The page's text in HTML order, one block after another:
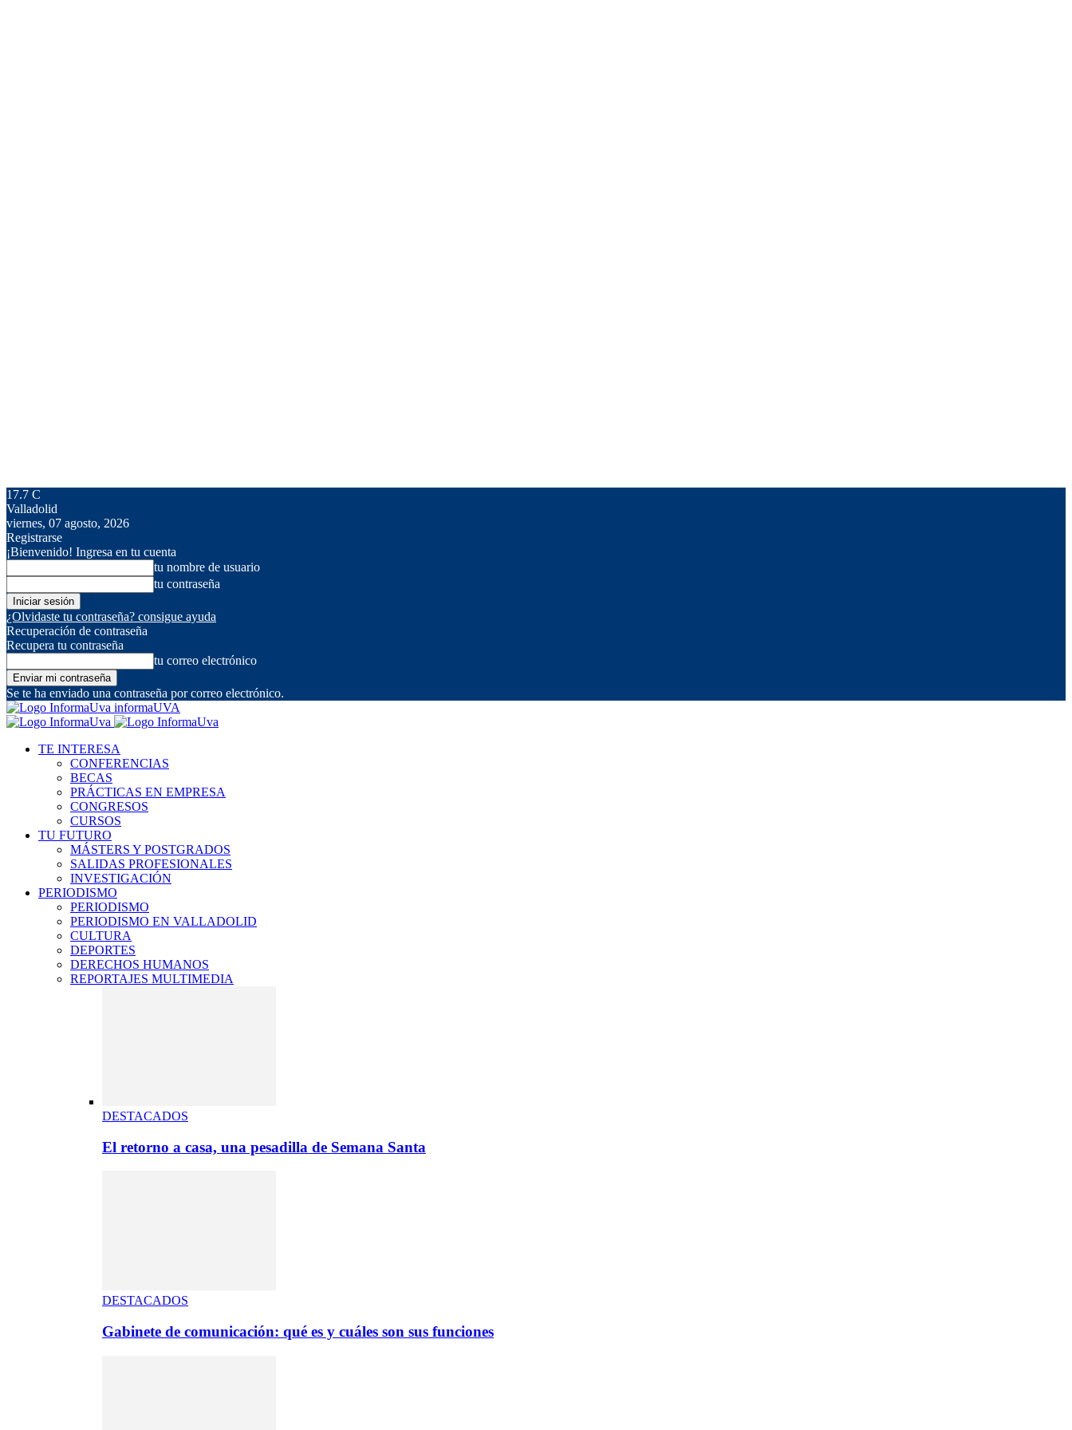
17.7 C
Valladolid
viernes, 07 agosto, 2026
Registrarse
¡Bienvenido! Ingresa en tu cuenta
tu nombre de usuario
tu contraseña
¿Olvidaste tu contraseña? consigue ayuda
Recuperación de contraseña
Recupera tu contraseña
tu correo electrónico
Se te ha enviado una contraseña por correo electrónico.
informaUVA
TE INTERESA
CONFERENCIAS
BECAS
PRÁCTICAS EN EMPRESA
CONGRESOS
CURSOS
TU FUTURO
MÁSTERS Y POSTGRADOS
SALIDAS PROFESIONALES
INVESTIGACIÓN
PERIODISMO
PERIODISMO
PERIODISMO EN VALLADOLID
CULTURA
DEPORTES
DERECHOS HUMANOS
REPORTAJES MULTIMEDIA
DESTACADOS
El retorno a casa, una pesadilla de Semana Santa
DESTACADOS
Gabinete de comunicación: qué es y cuáles son sus funciones